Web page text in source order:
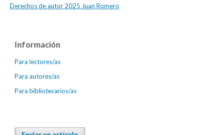
Derechos de autor 2025 Juan Romero
Información
Para lectores/as
Para autores/as
Para bibliotecarios/as